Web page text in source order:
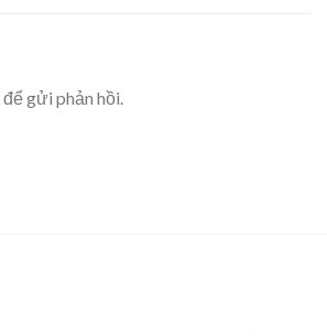
để gửi phản hồi.